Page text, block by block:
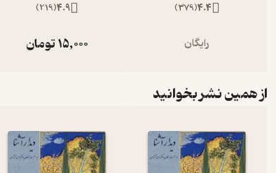
4.4
(
379
)
رایگان
4.9
(
219
)
15,000تومان
از همین نشر بخوانید